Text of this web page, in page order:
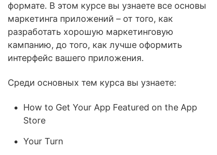
формате. В этом курсе вы узнаете все основы
маркетинга приложений – от того, как
разработать хорошую маркетинговую
кампанию, до того, как лучше оформить
интерфейс вашего приложения.
Среди основных тем курса вы узнаете:
How to Get Your App Featured on the App
Store
Your Turn